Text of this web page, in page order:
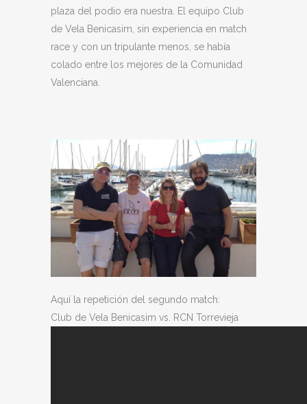
plaza del podio era nuestra. El equipo Club
de Vela Benicasim, sin experiencia en match
race y con un tripulante menos, se había
colado entre los mejores de la Comunidad
Valenciana.
Aquí la repetición del segundo match:
Club de Vela Benicasim vs. RCN Torrevieja